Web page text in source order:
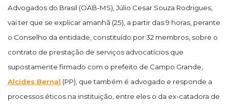
Advogados do Brasil (OAB-MS), Júlio Cesar Souza Rodrigues,
vai ter que se explicar amanhã (25), a partir das 9 horas, perante
o Conselho da entidade, constituído por 32 membros, sobre o
contrato de prestação de serviços advocatícios que
supostamente firmado com o prefeito de Campo Grande,
Alcides Bernal (PP), que também é advogado e responde a
processos éticos na instituição, entre eles o da ex-catadora de